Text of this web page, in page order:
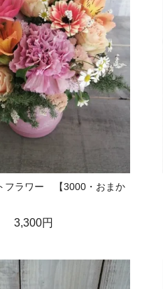
フラワー 【3000・おまか
3,300円